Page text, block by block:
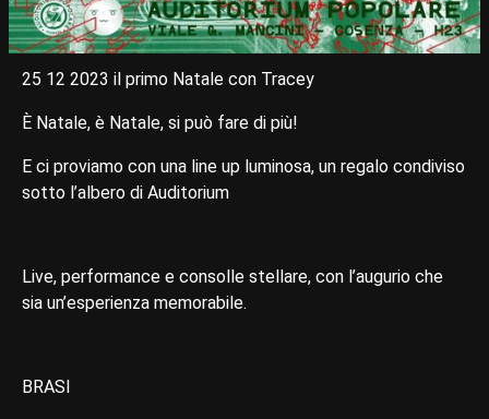
25 12 2023 il primo Natale con Tracey
È Natale, è Natale, si può fare di più!
E ci proviamo con una line up luminosa, un regalo condiviso
sotto l’albero di Auditorium
Live, performance e consolle stellare, con l’augurio che
sia un’esperienza memorabile.
BRASI